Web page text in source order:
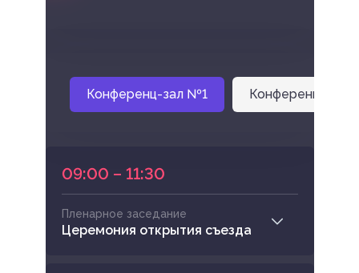
Конференц-зал №1 Конференц-зал
09:00 – 11:30
Пленарное заседание
Церемония открытия съезда